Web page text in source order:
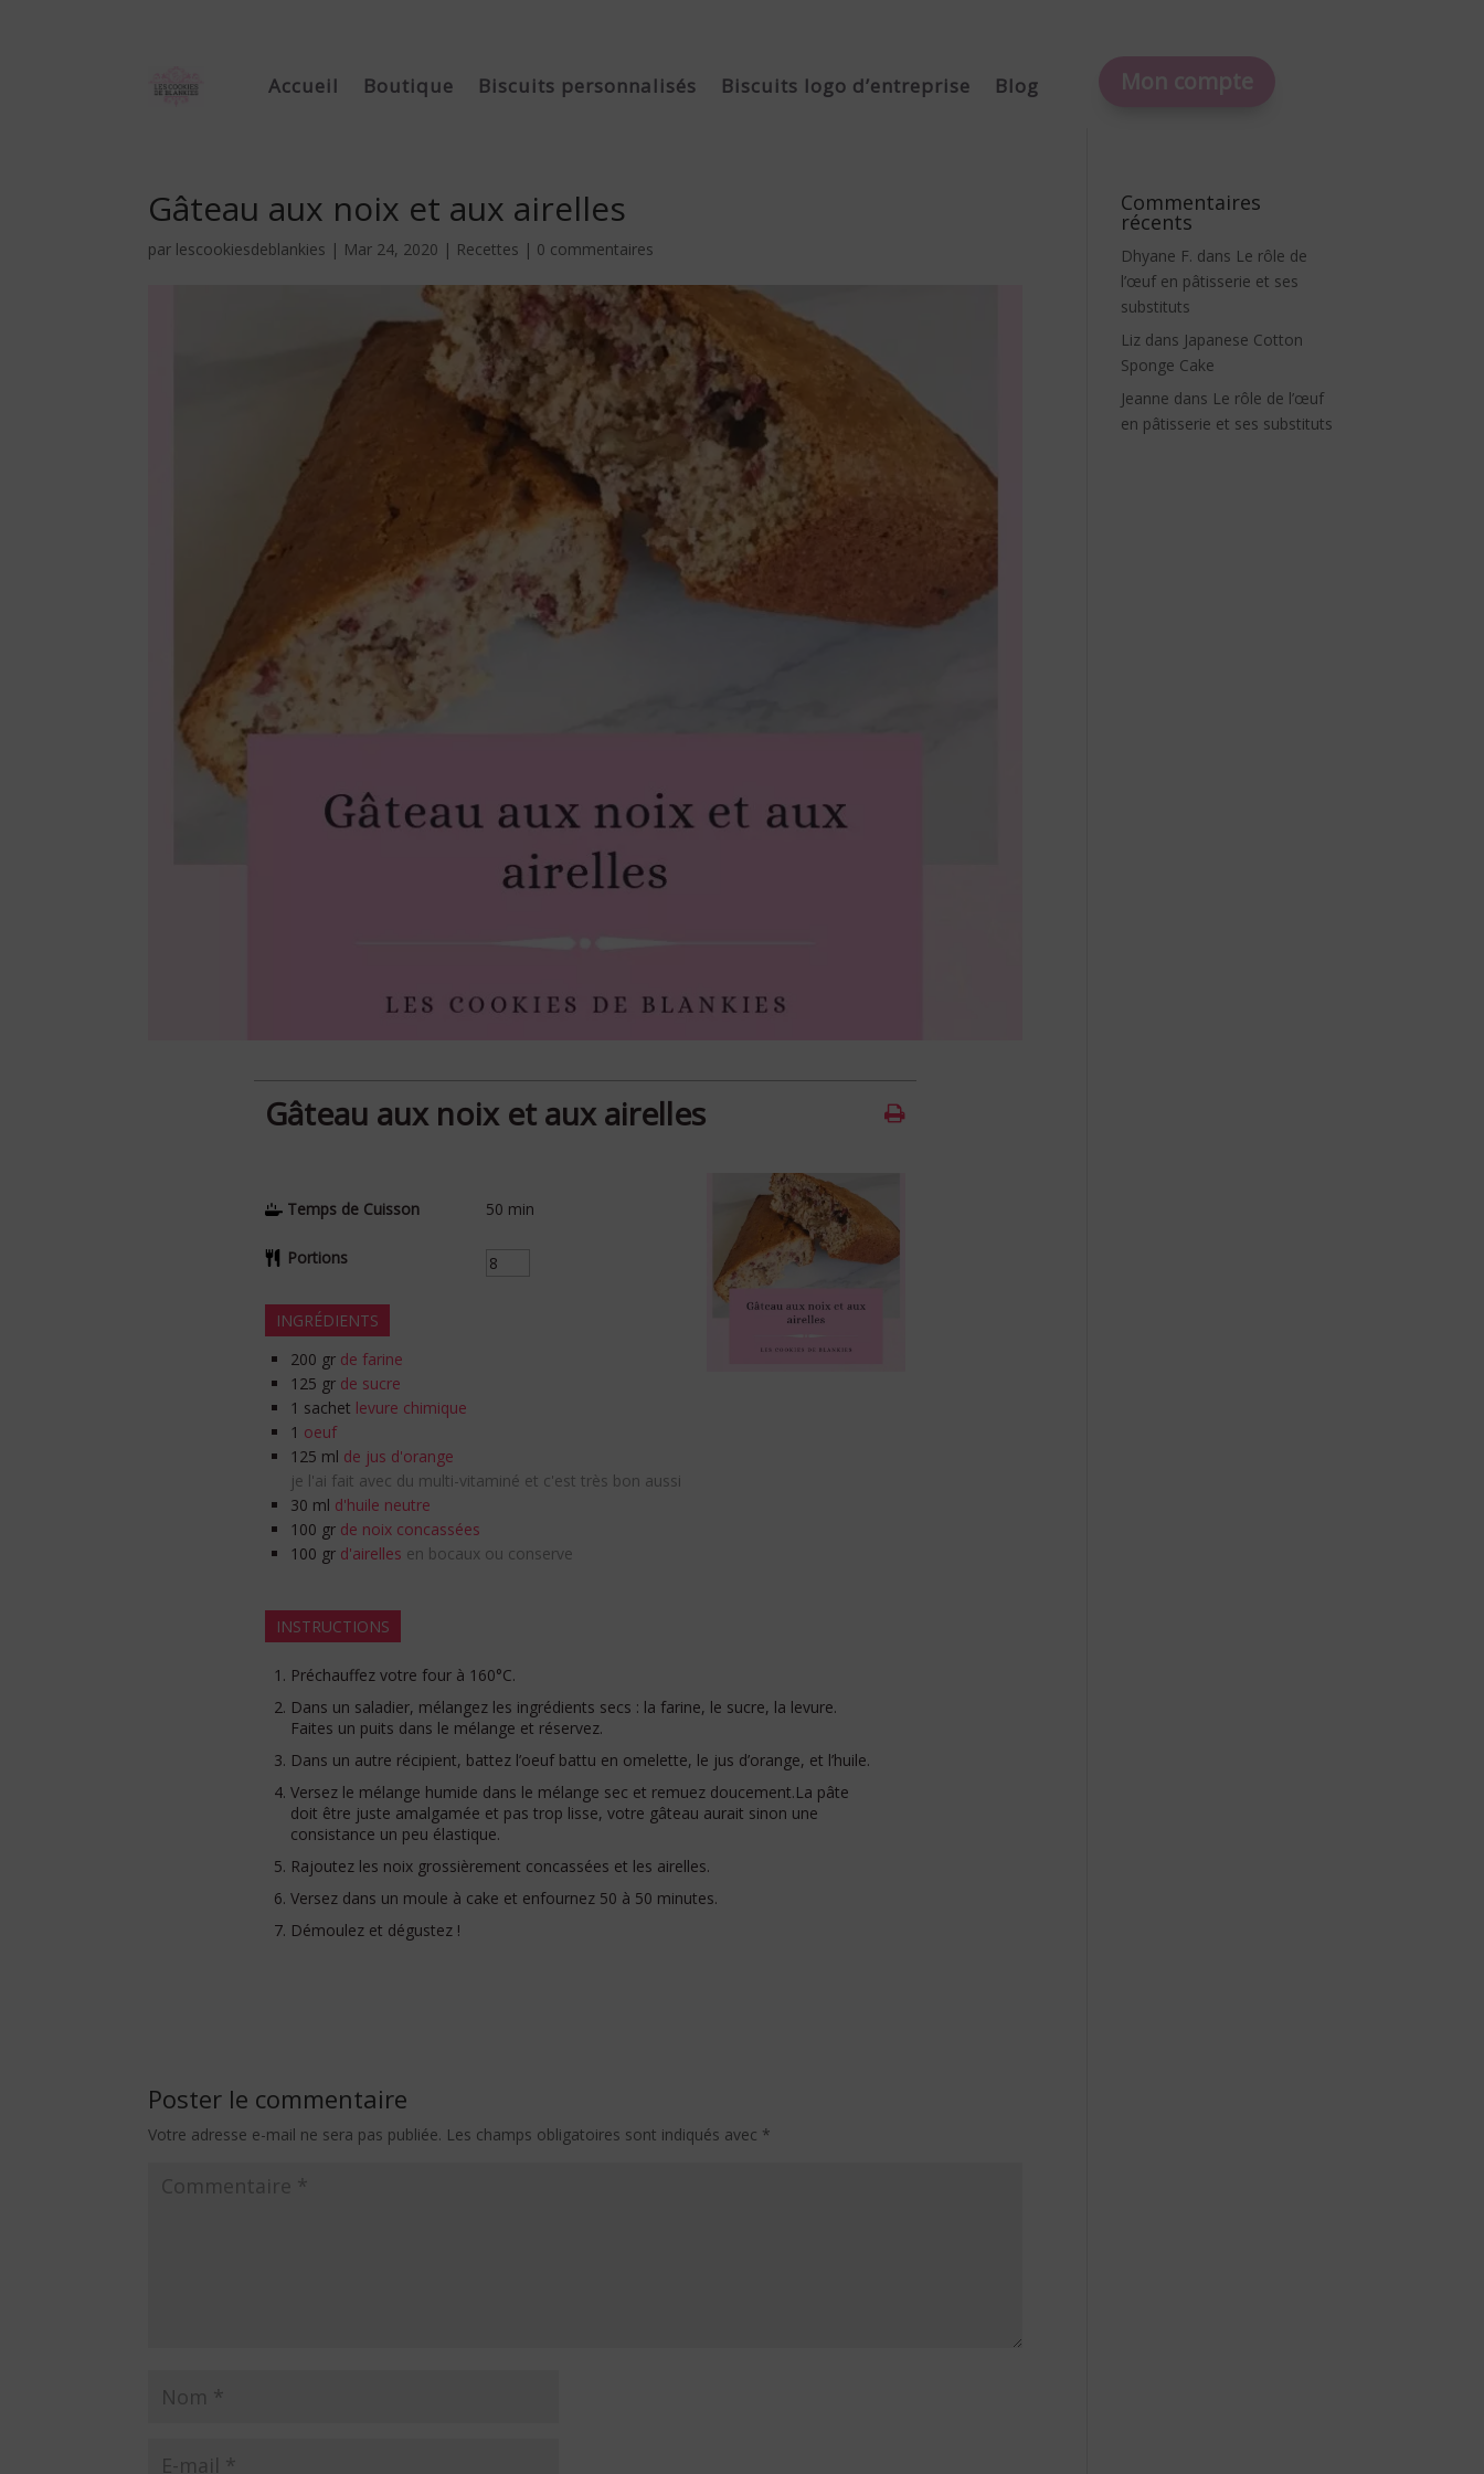
Accueil Boutique Biscuits personnalisés Biscuits logo d’entreprise Blog Mon compte
Gâteau aux noix et aux airelles
par lescookiesdeblankies | Mar 24, 2020 | Recettes | 0 commentaires
Gâteau aux noix et aux airelles
Temps de Cuisson 50 min
Portions
INGRÉDIENTS
200 gr de farine
125 gr de sucre
1 sachet levure chimique
1 oeuf
125 ml de jus d'orange
je l'ai fait avec du multi-vitaminé et c'est très bon aussi
30 ml d'huile neutre
100 gr de noix concassées
100 gr d'airelles en bocaux ou conserve
INSTRUCTIONS
Préchauffez votre four à 160°C.
Dans un saladier, mélangez les ingrédients secs : la farine, le sucre, la levure.
Faites un puits dans le mélange et réservez.
Dans un autre récipient, battez l’oeuf battu en omelette, le jus d’orange, et l’huile.
Versez le mélange humide dans le mélange sec et remuez doucement.La pâte
doit être juste amalgamée et pas trop lisse, votre gâteau aurait sinon une
consistance un peu élastique.
Rajoutez les noix grossièrement concassées et les airelles.
Versez dans un moule à cake et enfournez 50 à 50 minutes.
Démoulez et dégustez !
Poster le commentaire
Votre adresse e-mail ne sera pas publiée. Les champs obligatoires sont indiqués avec *
Commentaires
récents
Dhyane F. dans Le rôle de
l’œuf en pâtisserie et ses
substituts
Liz dans Japanese Cotton
Sponge Cake
Jeanne dans Le rôle de l’œuf
en pâtisserie et ses substituts